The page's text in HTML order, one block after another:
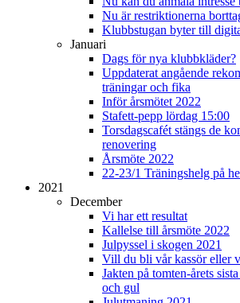
Nu är restriktionerna
Klubbstugan byter till
Januari
Dags för nya klubbkläder?
Uppdaterat angående
träningar och fika
Inför årsmötet 2022
Stafett-pepp lördag 15:00
Torsdagscafét stängs de
renovering
Årsmöte 2022
22-23/1 Träningshelg på
2021
December
Vi har ett resultat
Kallelse till årsmöte 2022
Julpyssel i skogen 2021
Vill du bli vår kassör eller
Jakten på tomten-årets
och gul